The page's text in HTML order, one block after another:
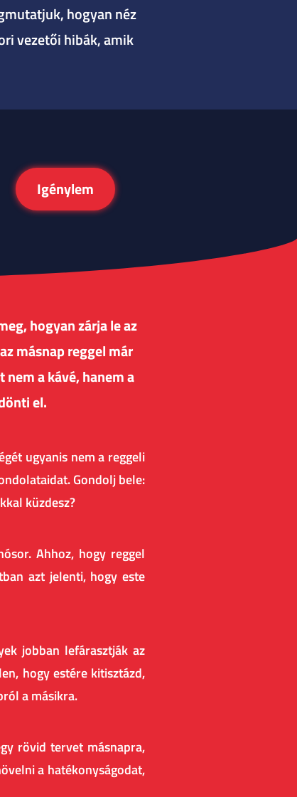
hogyan néz
vezetői hibák, amik
Igénylem
hogyan zárja le az
másnap reggel már
a kávé, hanem a
el.
ugyanis nem a reggeli
Gondolj bele:
küzdesz?
Ahhoz, hogy reggel
azt jelenti, hogy este
jobban lefárasztják az
hogy estére kitisztázd,
a másikra.
rövid tervet másnapra,
a hatékonyságodat,